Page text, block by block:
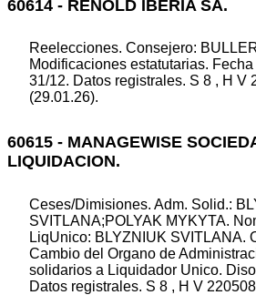
60614 - RENOLD IBERIA SA.
Reelecciones. Consejero:
Modificaciones estatutarias.
31/12. Datos registrales. S 8 , H V
(29.01.26).
60615 - MANAGEWISE
LIQUIDACION.
Ceses/Dimisiones. Adm. Solid.:
SVITLANA;POLYAK MYKYTA.
LiqUnico: BLYZNIUK SVITLANA.
Cambio del Organo de
solidarios a Liquidador Unico.
Datos registrales. S 8 , H V